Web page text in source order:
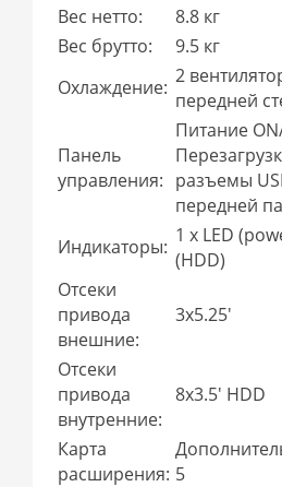
Вес нетто:
8.8 кг
Вес брутто:
9.5 кг
Охлаждение: 2
передней
Панель
управления:
Питание
разъемы
передней
Индикаторы: 1 x LED
(HDD)
Отсеки
привода
внешние:
3x5.25'
Отсеки
привода
внутренние:
8x3.5' HDD
Карта
расширения: 5